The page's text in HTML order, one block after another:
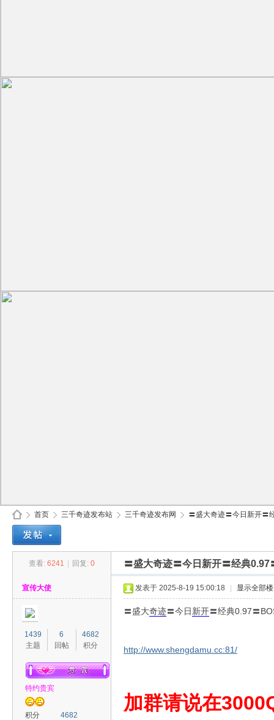
首页
›
三千奇迹发布站 三千奇迹发布网
›
〓盛大奇迹〓今日新开〓
查看: 6241 回复: 0 〓盛大奇迹〓今日新开〓经典
宣传大使
1439
主题
6
回帖
4682
积分
特约贵宾
积分
4682
发表于 2025-8-19 15:00:18 显示全部
〓盛大奇迹〓今日新开〓经典0.97〓
http://www.shengdamu.cc:81/
加群请说在